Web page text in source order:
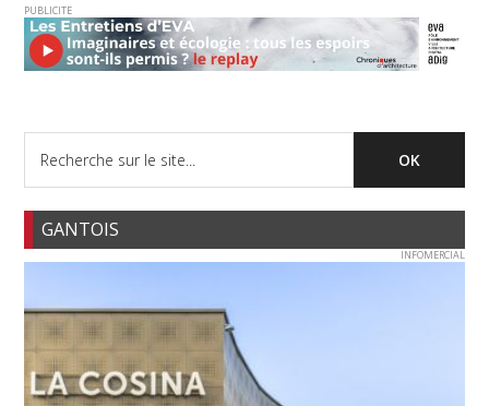
PUBLICITE
GANTOIS
INFOMERCIAL